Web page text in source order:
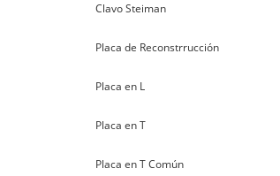
Clavo Steiman
Placa de Reconstrrucción
Placa en L
Placa en T
Placa en T Común